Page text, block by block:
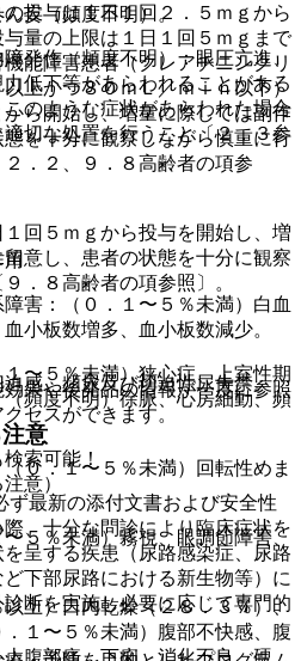
妄（頻度不明）。
発作（頻度不明）：眼圧亢進、
低下等があらわれることがある
のような症状があらわれた場合
切な処置を行うこと〔２．３参
害：（０．１〜５％未満）白血
小板数増多、血小板数減少。
〜５％未満）狭心症、上室性期
頻度不明）徐脈、心房細動、頻
０．１〜５％未満）回転性めま
５％未満）霧視、眼調節障害、
上）口内乾燥（２８．３％）、
１〜５％未満）腹部不快感、腹
腹部痛、下痢、消化不良、硬
投与は１日１回２．５ｍｇから
量の上限は１日１回５ｍｇまで
能障害患者（クレアチニンクリ
上かつ８０ｍＬ／ｍｉｎ以下）
ら開始し、増量に際しては副作
を十分に観察しながら慎重に行
．２、９．８高齢者の項参
回５ｍｇから投与を開始し、増
意し、患者の状態を十分に観察
．８高齢者の項参照〕。
感、頻尿及び切迫性尿失禁。
意
意）
、十分な問診により臨床症状を
呈する疾患（尿路感染症、尿路
下部尿路における新生物等）に
断を実施し必要に応じて専門的
果や後発品の情報が一度に参照
セスができます。
索可能！
最新の添付文書および安全性
。